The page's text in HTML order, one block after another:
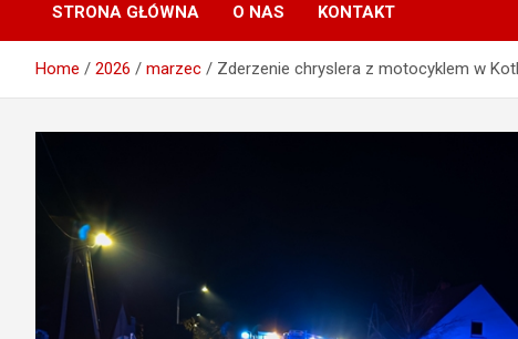
STRONA GŁÓWNA O NAS KONTAKT
Home 2026 marzec Zderzenie chryslera z motocyklem w